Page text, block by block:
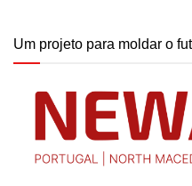
Um projeto para moldar o